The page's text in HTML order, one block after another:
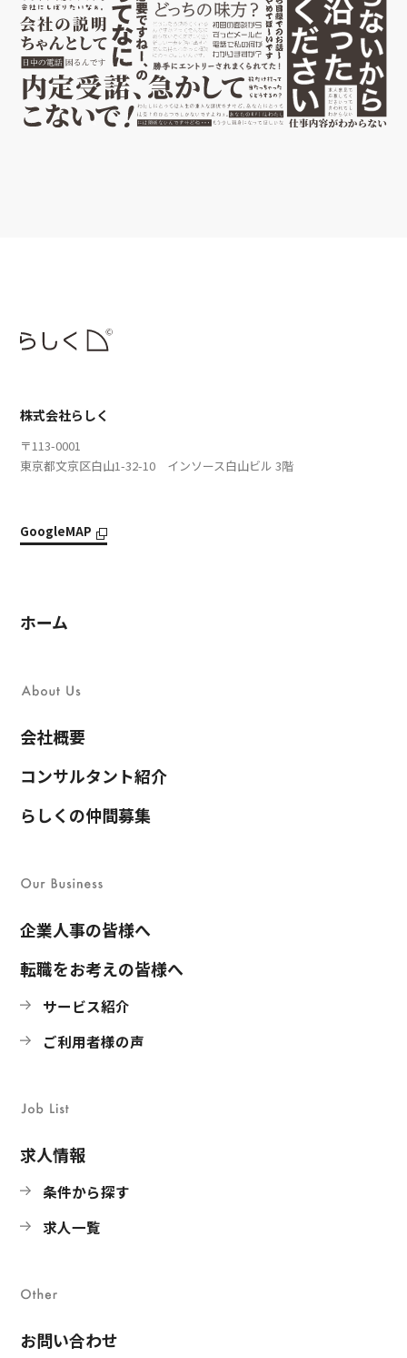
株式会社らしく
〒113-0001
東京都文京区白山1-32-10 インソース白山ビル 3階
GoogleMAP
ホーム
会社概要
コンサルタント紹介
らしくの仲間募集
企業人事の皆様へ
転職をお考えの皆様へ
サービス紹介
ご利用者様の声
求人情報
条件から探す
求人一覧
お問い合わせ